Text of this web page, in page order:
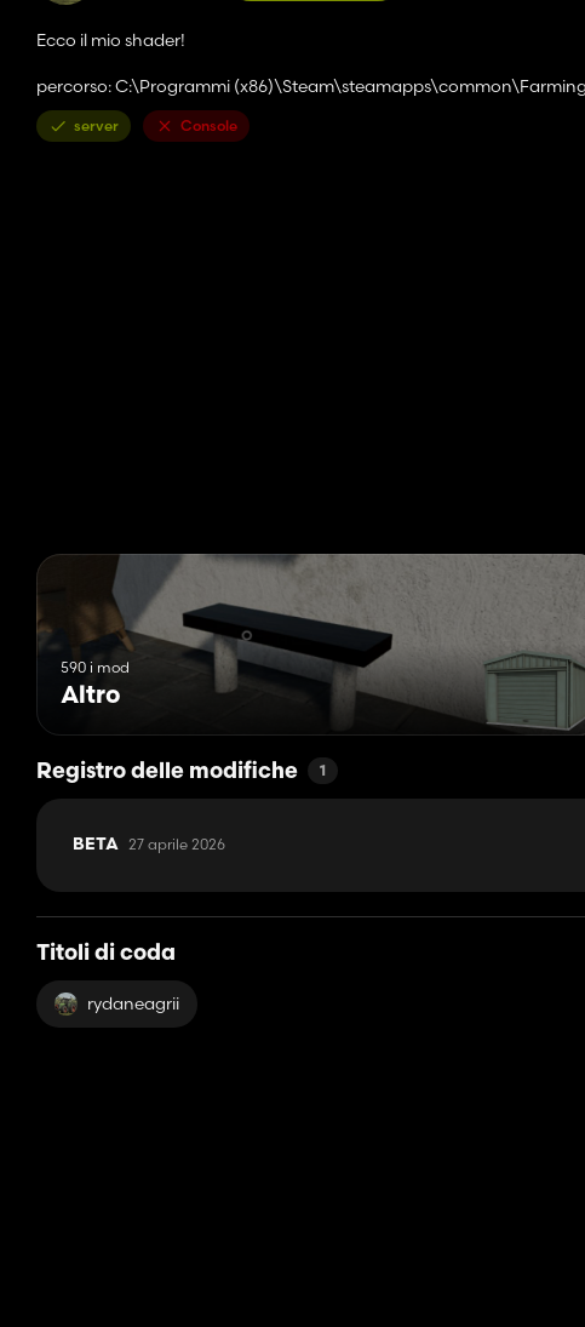
Ecco il mio shader!
percorso: C:\Programmi
server Console
590 i mod
Altro
Registro delle modifiche 1
BETA 27 aprile 2026
Titoli di coda
rydaneagrii